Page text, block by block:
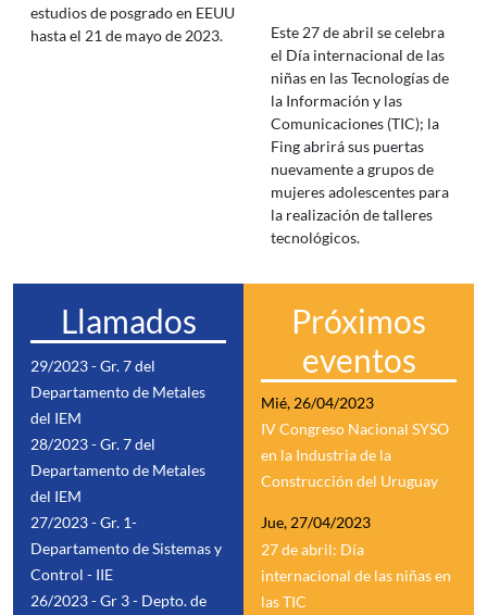
estudios de posgrado en EEUU
hasta el 21 de mayo de 2023.
Este 27 de abril se celebra
el Día internacional de las
niñas en las Tecnologías de
la Información y las
Comunicaciones (TIC); la
Fing abrirá sus puertas
nuevamente a grupos de
mujeres adolescentes para
la realización de talleres
tecnológicos.
Llamados
29/2023 - Gr. 7 del
Departamento de Metales
del IEM
28/2023 - Gr. 7 del
Departamento de Metales
del IEM
27/2023 - Gr. 1-
Departamento de Sistemas y
Control - IIE
26/2023 - Gr 3 - Depto. de
Próximos
eventos
Mié, 26/04/2023
IV Congreso Nacional SYSO
en la Industria de la
Construcción del Uruguay
Jue, 27/04/2023
27 de abril: Día
internacional de las niñas en
las TIC